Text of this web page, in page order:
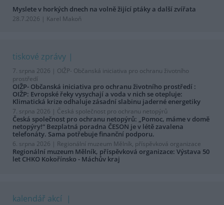
Myslete v horkých dnech na volně žijící ptáky a další zvířata
28.7.2026 | Karel Makoň
tiskové zprávy
7. srpna 2026 | OIŽP- Občanská iniciativa pro ochranu životního
prostředí
OIŽP- Občanská iniciativa pro ochranu životního prostředí :
OIŽP: Evropské řeky vysychají a voda v nich se otepluje:
Klimatická krize odhaluje zásadní slabinu jaderné energetiky
7. srpna 2026 | Česká společnost pro ochranu netopýrů
Česká společnost pro ochranu netopýrů: „Pomoc, máme v domě
netopýry!“ Bezplatná poradna ČESON je v létě zavalena
telefonáty. Sama potřebuje finanční podporu.
6. srpna 2026 | Regionální muzeum Mělník, příspěvková organizace
Regionální muzeum Mělník, příspěvková organizace: Výstava 50
let CHKO Kokořínsko - Máchův kraj
kalendář akcí